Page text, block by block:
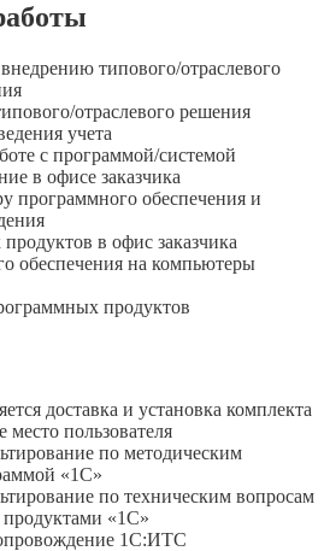
типового/отраслевого
отраслевого решения
учета
с программой/системой
в офисе заказчика
программного обеспечения и
в офис заказчика
обеспечения на компьютеры
продуктов
доставка и установка комплекта
пользователя
по методическим
«1С»
по техническим вопросам
«1С»
1С:ИТС